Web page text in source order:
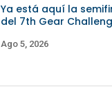
Ya está aquí la
del 7th Gear
Ago 5, 2026